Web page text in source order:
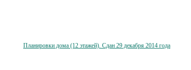
Планировки дома (12 этажей). Cдан 29 декабря 2014 года